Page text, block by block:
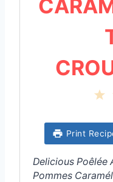
a
r
Print
Delicious Poêlée
Pommes